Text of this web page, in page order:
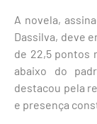
A novela,
Dassilva, deve
de 22,5 pontos
abaixo do
destacou pela
e presença